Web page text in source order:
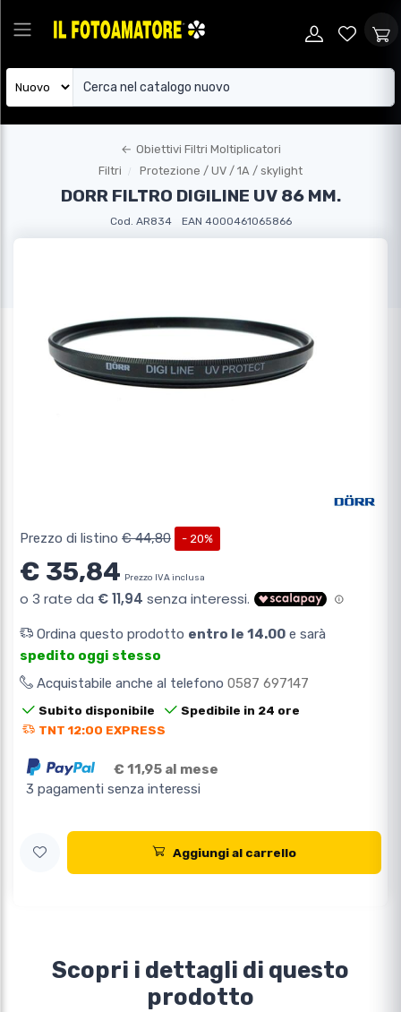
← Obiettivi Filtri Moltiplicatori
Filtri
Protezione / UV / 1A / skylight
DORR FILTRO DIGILINE UV 86 MM.
Cod. AR834 EAN 4000461065866
Prezzo di listino € 44,80 - 20%
€ 35,84 Prezzo IVA inclusa
Ordina questo prodotto entro le 14.00 e sarà
spedito oggi stesso
Acquistabile anche al telefono 0587 697147
Subito disponibile
Spedibile in 24 ore
TNT 12:00 EXPRESS
€ 11,95 al mese
3 pagamenti senza interessi
Aggiungi al carrello
Scopri i dettagli di questo
prodotto